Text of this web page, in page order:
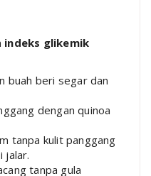
indeks glikemik
buah beri segar dan
dengan quinoa
tanpa kulit panggang
jalar.
tanpa gula